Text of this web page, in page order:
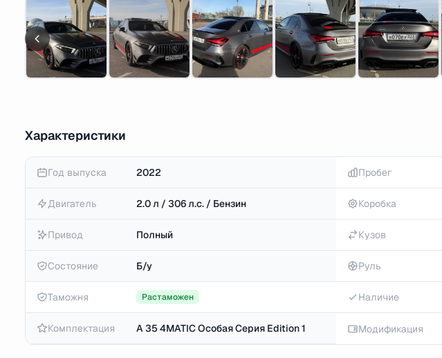
Характеристики
Год выпуска 2022 Пробег
Двигатель 2.0 л / 306 л.с. / Бензин Коробка
Привод Полный Кузов
Состояние Б/у Руль
Таможня Растаможен Наличие
Комплектация A 35 4MATIC Особая Серия Edition 1 Модификация